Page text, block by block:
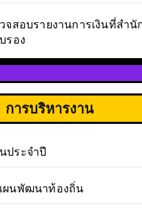
จสอบรายงานการเงินที่สำนั
รอง
การบริหารงาน
ประจำปี
ผนพัฒนาท้องถิ่น